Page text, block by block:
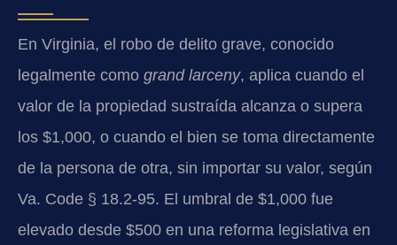
En Virginia, el robo de delito grave, conocido
legalmente como grand larceny, aplica cuando el
valor de la propiedad sustraída alcanza o supera
los $1,000, o cuando el bien se toma directamente
de la persona de otra, sin importar su valor, según
Va. Code § 18.2-95. El umbral de $1,000 fue
elevado desde $500 en una reforma legislativa en